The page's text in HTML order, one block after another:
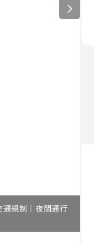
通規制｜夜間通行